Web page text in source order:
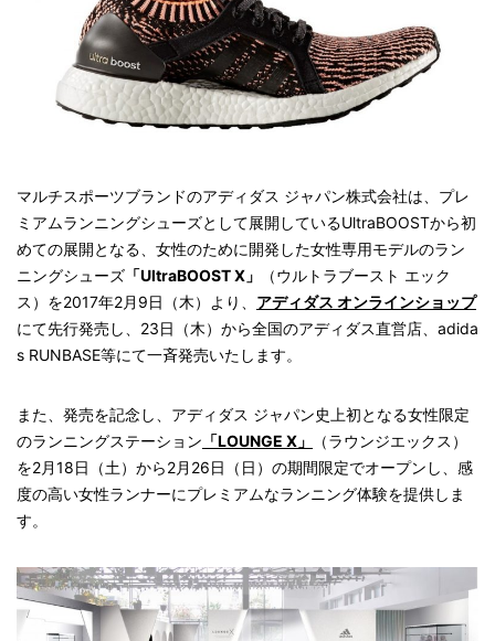
マルチスポーツブランドのアディダス ジャパン株式会社は、プレ
ミアムランニングシューズとして展開しているUltraBOOSTから初
めての展開となる、女性のために開発した女性専用モデルのラン
ニングシューズ 「UltraBOOST X」
（ウルトラブースト エック
ス）を2017年2月9日（木）より、 アディダス オンラインショップ
にて先行発売し、23日（木）から全国のアディダス直営店、adida
s RUNBASE等にて一斉発売いたします。
また、発売を記念し、アディダス ジャパン史上初となる女性限定
のランニングステーション 「LOUNGE X」
（ラウンジエックス）
を2月18日（土）から2月26日（日）の期間限定でオープンし、感
度の高い女性ランナーにプレミアムなランニング体験を提供しま
す。